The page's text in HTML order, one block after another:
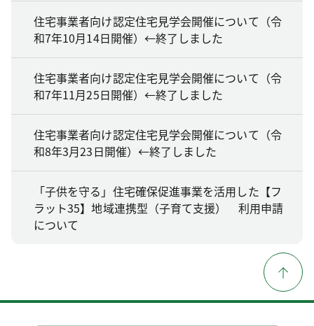
住宅事業者向け認定住宅見学会開催について（令
和7年10月14日開催）←終了しました
住宅事業者向け認定住宅見学会開催について（令
和7年11月25日開催）←終了しました
住宅事業者向け認定住宅見学会開催について（令
和8年3月23日開催）←終了しました
「子供を守る」住宅確保促進事業を活用した【フ
ラット35】地域連携型（子育て支援） 利用申請
について